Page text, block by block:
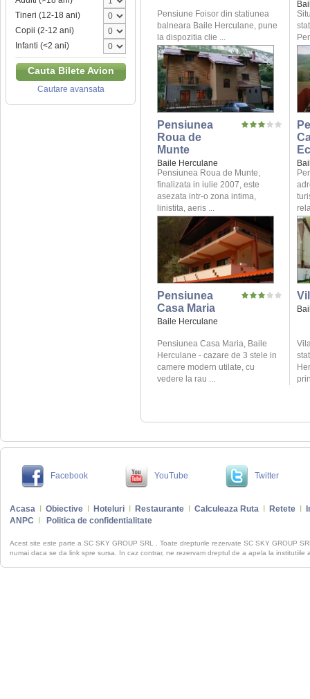
Tineri (12-18 ani)
Copii (2-12 ani)
Infanti (<2 ani)
Cauta Bilete Avion
Cautare avansata
Pensiune Foisor din statiunea
balneara Baile Herculane, pune
la dispozitia clie ...
Pensiunea
Roua de
Munte
Baile Herculane
Pensiunea Roua de Munte,
finalizata in iulie 2007, este
asezata intr-o zona intima,
linistita, aeris ...
Pensiunea
Casa Maria
Baile Herculane
Pensiunea Casa Maria, Baile
Herculane - cazare de 3 stele in
camere modern utilate, cu
vedere la rau ...
Facebook YouTube Twitter
Acasa Obiective Hoteluri Restaurante Calculeaza Ruta Retete
ANPC
Politica de confidentialitate
Acest site este parte a SC SKY GROUP SRL . Toate drepturile rezervate SC SKY GROUP
numai daca se da link spre sursa. In caz contrar, ne rezervam dreptul de a apela la institutiile